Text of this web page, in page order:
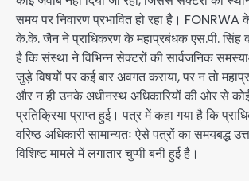
समय पर निवारण प्रभावित हो रहा है।
के.के. जैन ने प्राधिकरण के महाप्रबंधक एस.पी. सिंह
है कि संस्था ने विभिन्न सेक्टरों की सार्वजनिक
जुड़े विषयों पर कई बार अवगत कराया, पर न तो
और न ही उनके अधीनस्थ अधिकारियों की ओर से
प्रतिक्रिया प्राप्त हुई। पत्र में कहा गया है कि
वरिष्ठ अधिकारी सामान्यतः ऐसे पत्रों का समयबद्ध
विशिष्ट मामले में लगातार चुप्पी बनी हुई है।